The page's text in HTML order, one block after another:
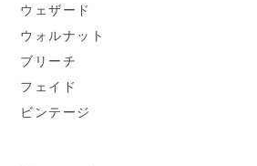
ウェザード
ウォルナット
ブリーチ
フェイド
ビンテージ